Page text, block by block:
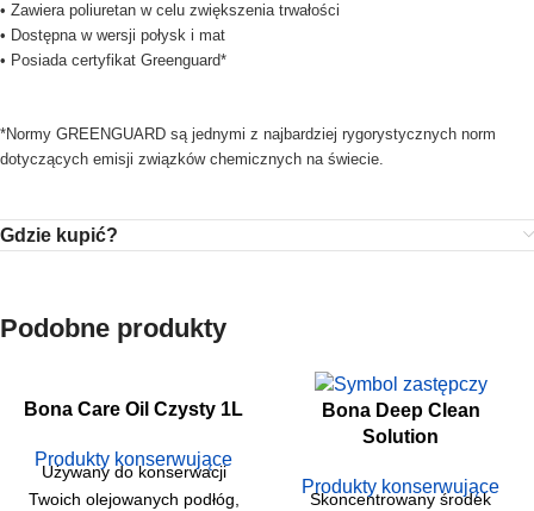
• Zawiera poliuretan w celu zwiększenia trwałości
• Dostępna w wersji połysk i mat
• Posiada certyfikat Greenguard*
*Normy GREENGUARD są jednymi z najbardziej rygorystycznych norm
dotyczących emisji związków chemicznych na świecie.
Gdzie kupić?
Podobne produkty
Bona Care Oil Czysty 1L
Produkty konserwujące
Używany do konserwacji
Twoich olejowanych podłóg,
Bona Deep Clean
Solution
Produkty konserwujące
Skoncentrowany środek